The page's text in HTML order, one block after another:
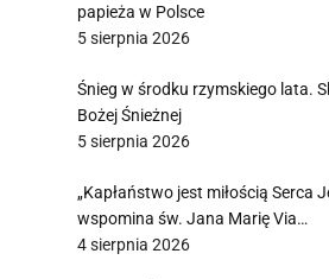
papieża w Polsce
5 sierpnia 2026
Śnieg w środku rzymskiego lata.
Bożej Śnieżnej
5 sierpnia 2026
„Kapłaństwo jest miłością Serca
wspomina św. Jana Marię Via…
4 sierpnia 2026